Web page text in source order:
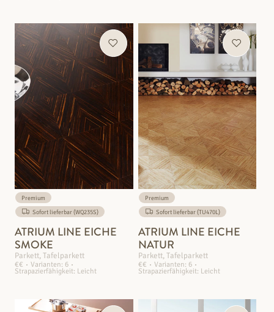
Premium
Sofort lieferbar (WQ235S)
ATRIUM LINE EICHE
SMOKE
Parkett, Tafelparkett
€€
Varianten: 6
Strapazierfähigkeit: Leicht
Premium
Sofort lieferbar (TU470L)
ATRIUM LINE EICHE
NATUR
Parkett, Tafelparkett
€€
Varianten: 6
Strapazierfähigkeit: Leicht